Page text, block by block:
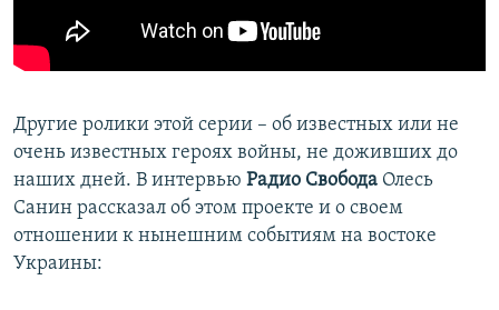
Другие ролики этой серии – об известных или не
очень известных героях войны, не доживших до
наших дней. В интервью Радио Свобода Олесь
Санин рассказал об этом проекте и о своем
отношении к нынешним событиям на востоке
Украины: